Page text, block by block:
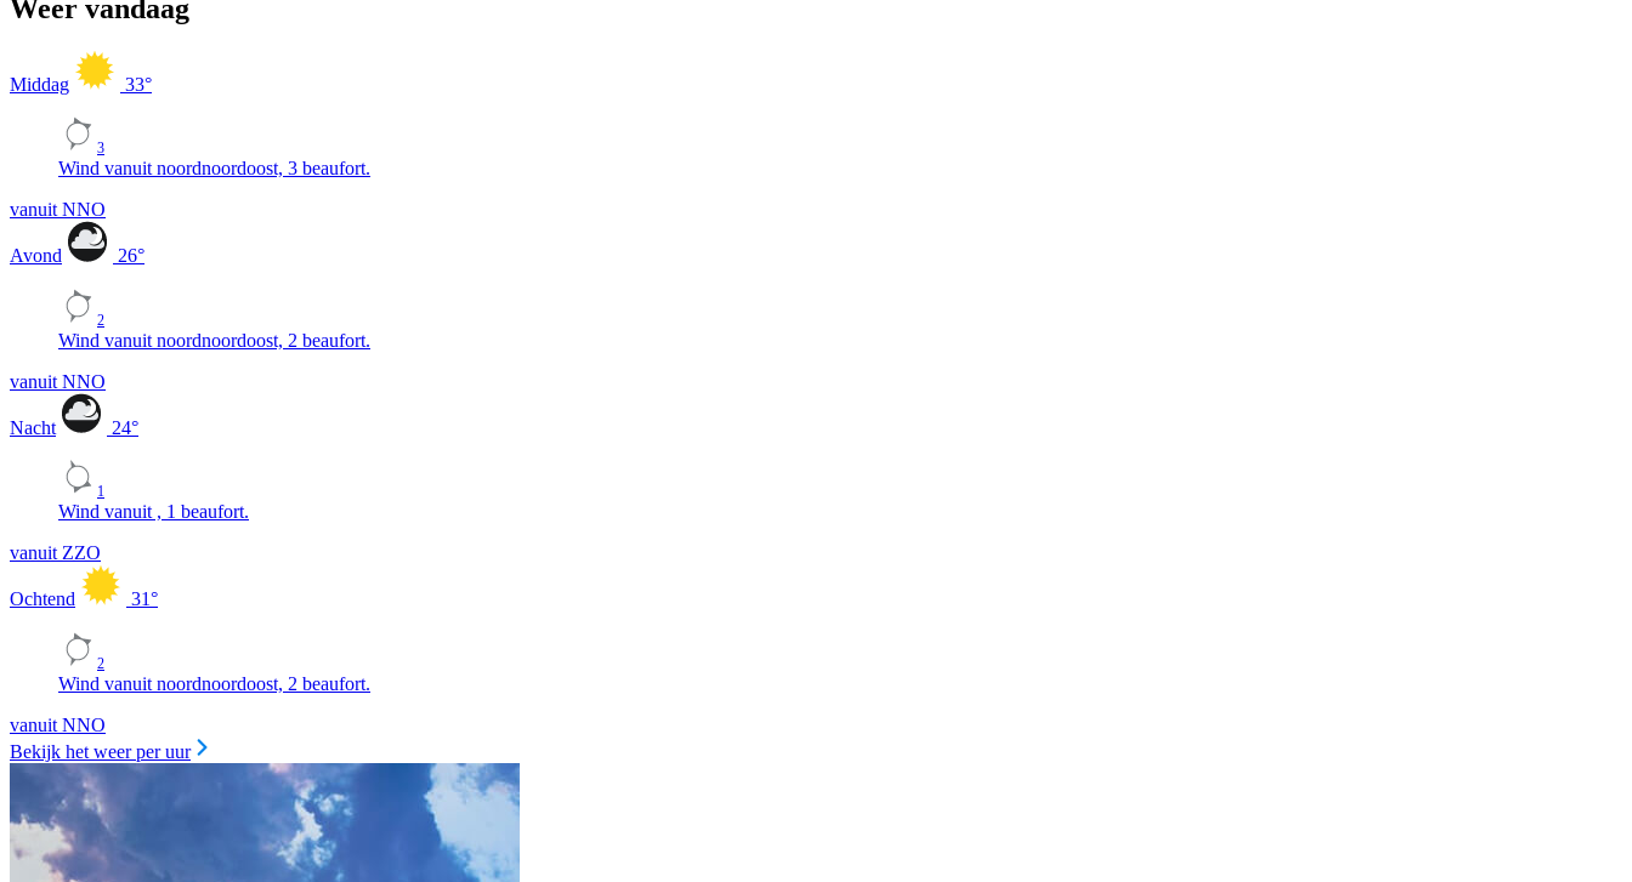
Weer vandaag
Middag 33°
3
Wind vanuit noordnoordoost, 3 beaufort.
vanuit NNO
Avond 26°
2
Wind vanuit noordnoordoost, 2 beaufort.
vanuit NNO
Nacht 24°
1
Wind vanuit , 1 beaufort.
vanuit ZZO
Ochtend 31°
2
Wind vanuit noordnoordoost, 2 beaufort.
vanuit NNO
Bekijk het weer per uur